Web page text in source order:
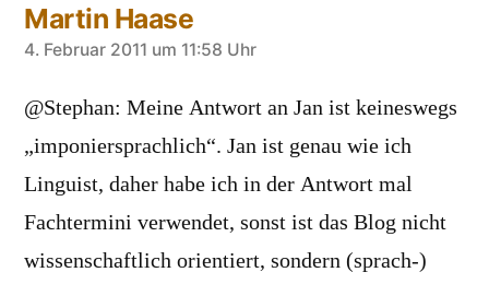
Martin Haase
sagt:
4. Februar 2011 um 11:58 Uhr
@Stephan: Meine Antwort an Jan ist keineswegs
„imponiersprachlich“. Jan ist genau wie ich
Linguist, daher habe ich in der Antwort mal
Fachtermini verwendet, sonst ist das Blog nicht
wissenschaftlich orientiert, sondern (sprach-)